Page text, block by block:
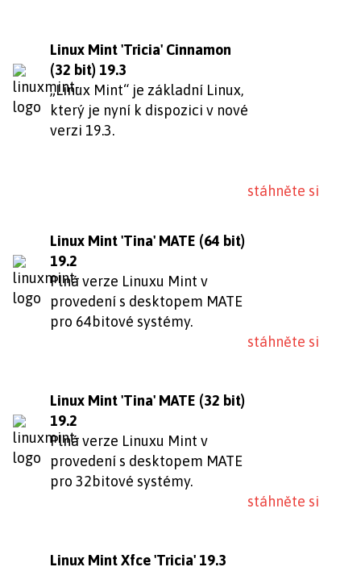
Linux Mint 'Tricia' Cinnamon
(32 bit) 19.3
„Linux Mint“ je základní Linux,
který je nyní k dispozici v nové
verzi 19.3.
stáhněte si
Linux Mint 'Tina' MATE (64 bit)
19.2
Plná verze Linuxu Mint v
provedení s desktopem MATE
pro 64bitové systémy.
stáhněte si
Linux Mint 'Tina' MATE (32 bit)
19.2
Plná verze Linuxu Mint v
provedení s desktopem MATE
pro 32bitové systémy.
stáhněte si
Linux Mint Xfce 'Tricia' 19.3